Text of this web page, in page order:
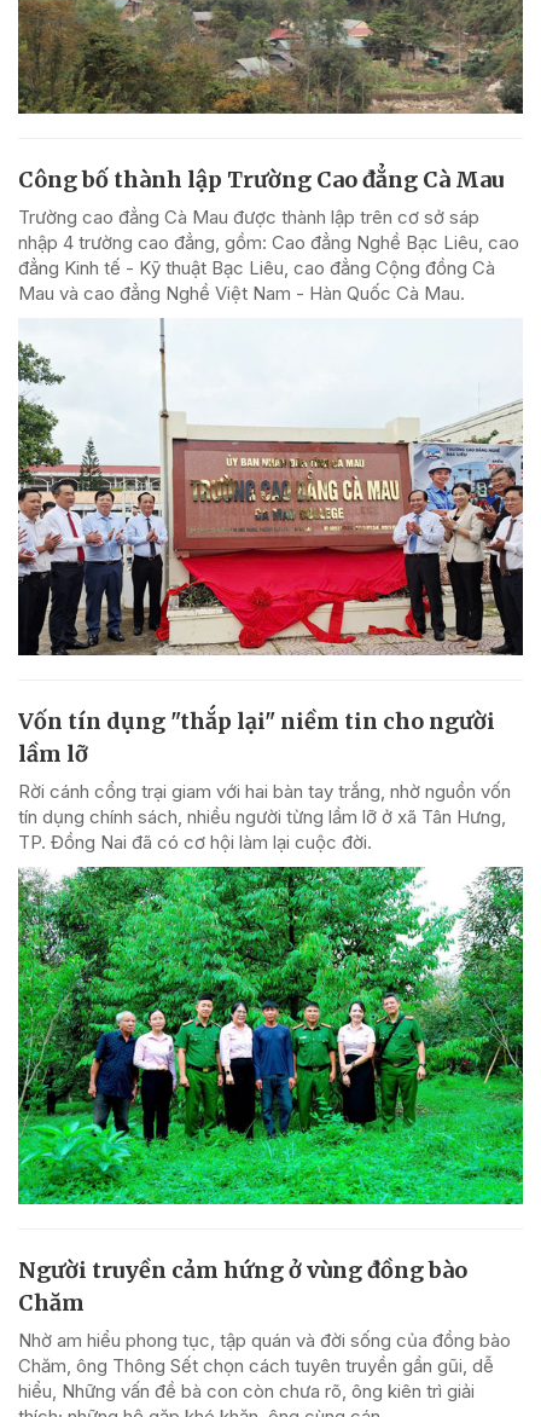
Công bố thành lập Trường Cao đẳng Cà Mau
Trường cao đẳng Cà Mau được thành lập trên cơ sở sáp
nhập 4 trường cao đẳng, gồm: Cao đẳng Nghề Bạc Liêu, cao
đẳng Kinh tế - Kỹ thuật Bạc Liêu, cao đẳng Cộng đồng Cà
Mau và cao đẳng Nghề Việt Nam - Hàn Quốc Cà Mau.
Vốn tín dụng "thắp lại" niềm tin cho người
lầm lỡ
Rời cánh cổng trại giam với hai bàn tay trắng, nhờ nguồn vốn
tín dụng chính sách, nhiều người từng lầm lỡ ở xã Tân Hưng,
TP. Đồng Nai đã có cơ hội làm lại cuộc đời.
Người truyền cảm hứng ở vùng đồng bào
Chăm
Nhờ am hiểu phong tục, tập quán và đời sống của đồng bào
Chăm, ông Thông Sết chọn cách tuyên truyền gần gũi, dễ
hiểu, Những vấn đề bà con còn chưa rõ, ông kiên trì giải